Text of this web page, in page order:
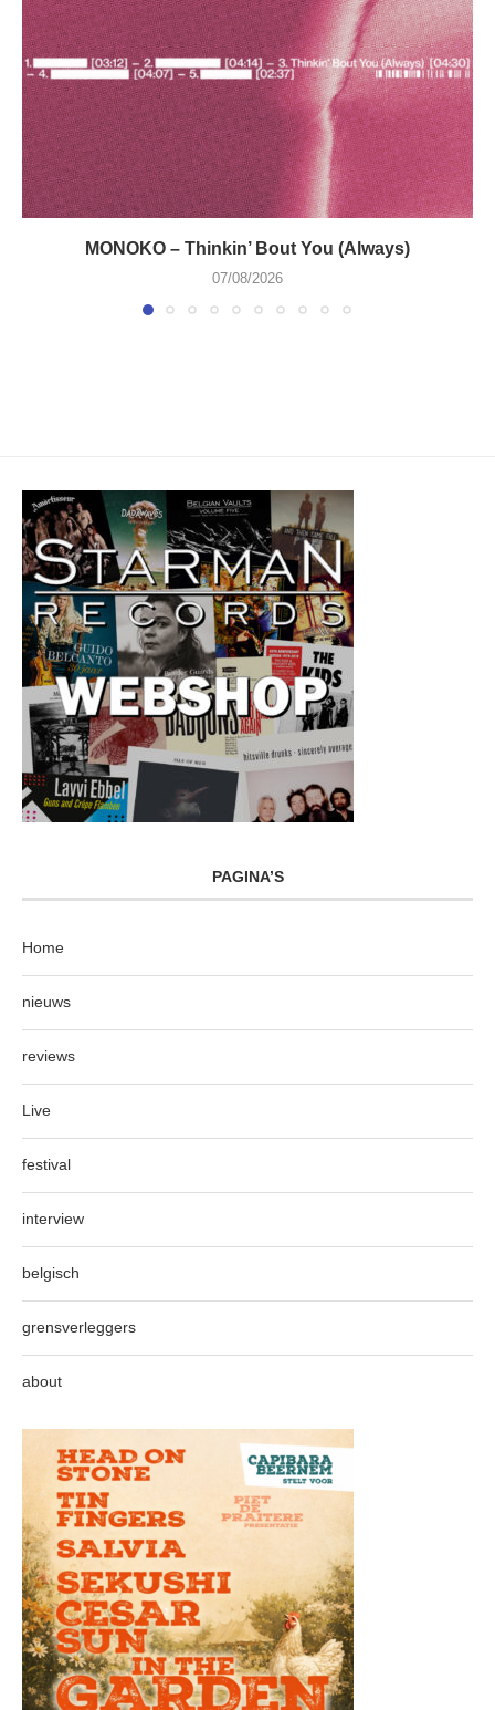
MONOKO – Thinkin’ Bout You (Always)
07/08/2026
PAGINA’S
Home
nieuws
reviews
Live
festival
interview
belgisch
grensverleggers
about